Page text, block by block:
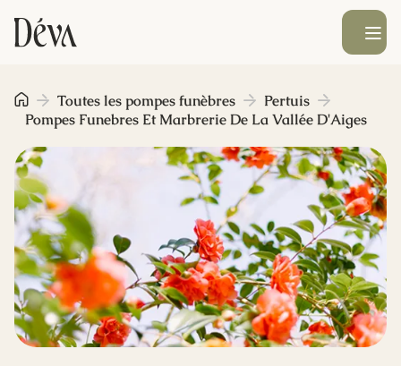
Obsèques
Prévoyance
Monument funéraire
Livraison de fleurs
Blog
Ouvrir le
Toutes les pompes funèbres
Pertuis
Pompes Funebres Et Marbrerie De La Vallée D'Aiges